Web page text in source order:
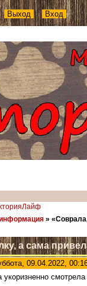
Выход Вход
»
а сама
09.04.2022,
укоризненно